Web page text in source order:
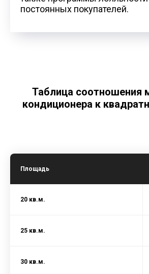
постоянных покупателей.
Таблица соотношения
кондиционера к
Площадь
20 кв.м.
25 кв.м.
30 кв.м.